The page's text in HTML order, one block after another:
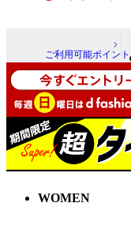
ご利用可能ポイント
WOMEN